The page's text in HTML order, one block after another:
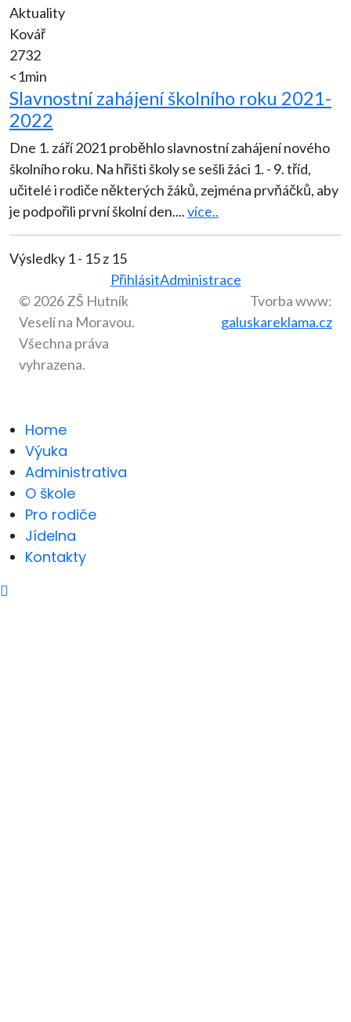
Aktuality
Kovář
2732
<1min
Slavnostní zahájení školního roku 2021-
2022
Dne 1. září 2021 proběhlo slavnostní zahájení nového
školního roku. Na hřišti školy se sešli žáci 1. - 9. tříd,
učitelé i rodiče některých žáků, zejména prvňáčků, aby
je podpořili první školní den....více..
Výsledky 1 - 15 z 15
PřihlásitAdministrace
© 2026 ZŠ Hutník
Veselí na Moravou.
Všechna práva
vyhrazena.
Tvorba www:
galuskareklama.cz
Home
Výuka
Administrativa
O škole
Pro rodiče
Jídelna
Kontakty